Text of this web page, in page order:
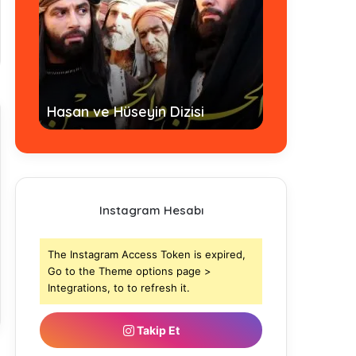
Hasan ve Hüseyin Dizisi
Instagram Hesabı
The Instagram Access Token is expired,
Go to the Theme options page >
Integrations, to to refresh it.
Takip Et